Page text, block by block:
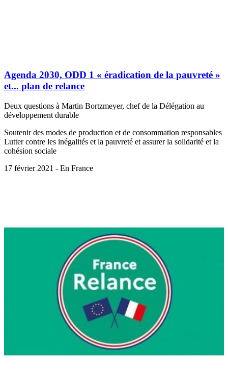
Agenda 2030, ODD 1 « éradication de la pauvreté »
et... plan de relance
Deux questions à Martin Bortzmeyer, chef de la Délégation au
développement durable
Soutenir des modes de production et de consommation responsables
Lutter contre les inégalités et la pauvreté et assurer la solidarité et la
cohésion sociale
17 février 2021 - En France